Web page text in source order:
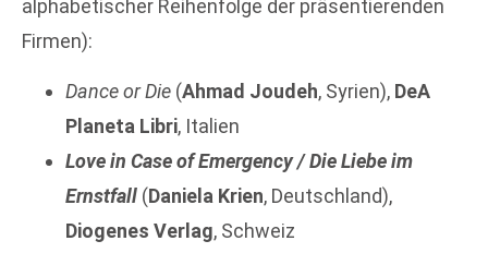
alphabetischer Reihenfolge der präsentierenden
Firmen):
Dance or Die (Ahmad Joudeh, Syrien), DeA
Planeta Libri, Italien
Love in Case of Emergency/Die Liebe im
Ernstfall (Daniela Krien, Deutschland),
Diogenes Verlag, Schweiz